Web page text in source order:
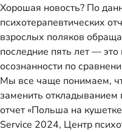
Хорошая новость? По
психотерапевтических
взрослых поляков
последние пять лет —
осознанности по
Мы все чаще понимаем,
заменить
отчет «Польша на
Service 2024, Центр